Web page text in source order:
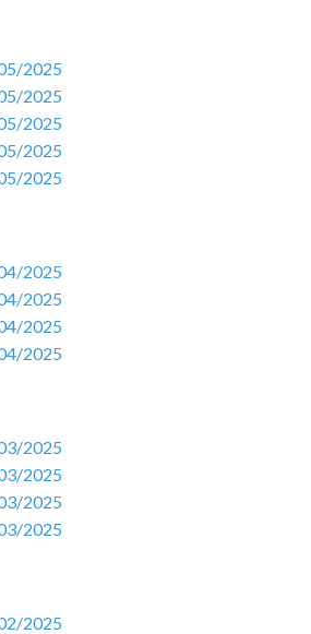
2025
2025
2025
2025
2025
2025
2025
2025
2025
2025
2025
2025
2025
2025